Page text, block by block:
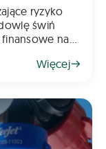
ryzyko
na
Więcej